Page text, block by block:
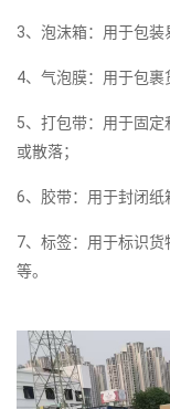
3、泡沫箱：用于包装
4、气泡膜：用于包裹
5、打包带：用于固
或散落；
6、胶带：用于封闭纸
7、标签：用于标识
等。